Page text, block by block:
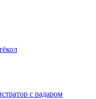
с радаром